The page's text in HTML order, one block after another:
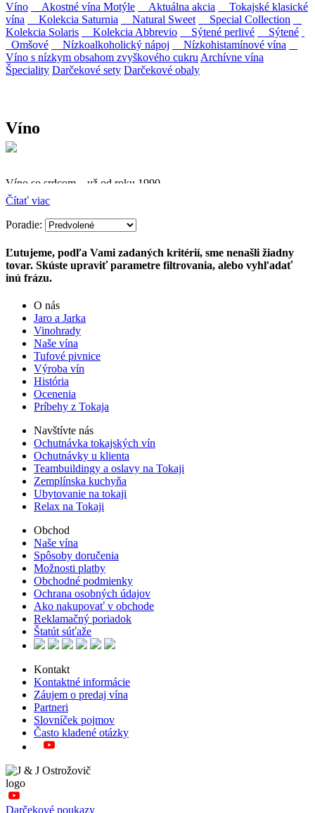
Víno Akostné vína Motýle Aktuálna akcia
Tokajské klasické
vína
Kolekcia Saturnia Natural Sweet
Special Collection
Kolekcia Solaris
Kolekcia Abbrevio Sýtené perlivé
Sýtené
Omšové
Nízkoalkoholický nápoj
Nízkohistamínové vína
Víno s nízkym obsahom zvyškového cukru Archívne vína
Špeciality Darčekové sety Darčekové obaly
Víno
Víno so srdcom – už od roku 1990
Firma Ostrožovič je najstaršou privátnou firmou na
slovenskom Tokaji.
priniesli na slovenský trh sólo spracované vína z tokajských odrôd
Furmint, Lipovina a Muškát žltý reduktívnou technológiou. Hrozno
spracúvame najmodernejšími technológiami, vrátane riadenej
Čítať viac
Poradie:
Ľutujeme, podľa Vami zadaných kritérií, sme nenašli žiadny
tovar. Skúste upraviť parametre filtrovania, alebo vyhľadať
inú frázu.
O nás
Jaro a Jarka
Vinohrady
Naše vína
Tufové pivnice
Výroba vín
História
Ocenenia
Príbehy z Tokaja
Navštívte nás
Ochutnávka tokajských vín
Ochutnávky u klienta
Teambuildingy a oslavy na Tokaji
Zemplínska kuchyňa
Ubytovanie na tokaji
Relax na Tokaji
Obchod
Naše vína
Spôsoby doručenia
Možnosti platby
Obchodné podmienky
Ochrana osobných údajov
Ako nakupovať v obchode
Reklamačný poriadok
Štatút súťaže
Kontakt
Kontaktné informácie
Záujem o predaj vína
Partneri
Slovníček pojmov
Často kladené otázky
Darčekové poukazy